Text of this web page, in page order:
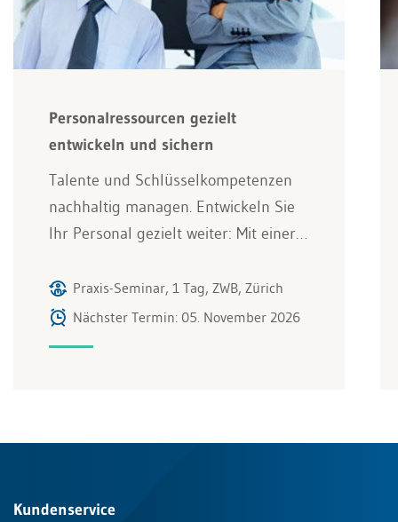
Personalressourcen gezielt
entwickeln und sichern
Talente und Schlüsselkompetenzen
nachhaltig managen. Entwickeln Sie
Ihr Personal gezielt weiter: Mit einer…
Praxis-Seminar, 1 Tag, ZWB, Zürich
Nächster Termin: 05. November 2026
Kundenservice